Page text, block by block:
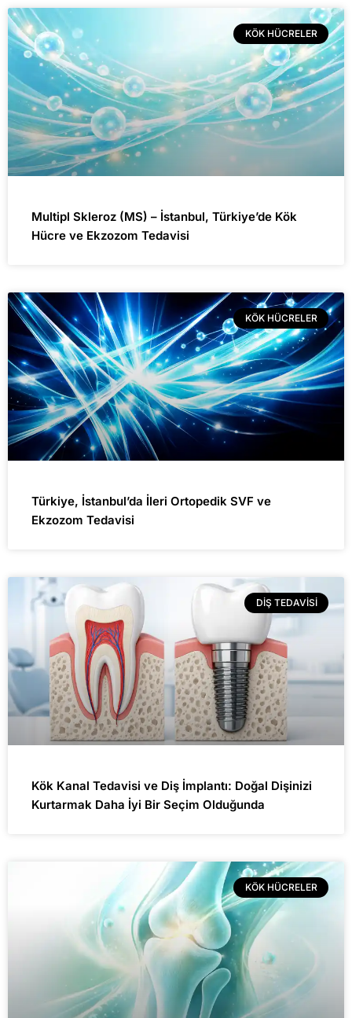
KÖK HÜCRELER
Multipl Skleroz (MS) – İstanbul, Türkiye’de Kök
Hücre ve Ekzozom Tedavisi
KÖK HÜCRELER
Türkiye, İstanbul’da İleri Ortopedik SVF ve
Ekzozom Tedavisi
DIŞ TEDAVISI
Kök Kanal Tedavisi ve Diş İmplantı: Doğal Dişinizi
Kurtarmak Daha İyi Bir Seçim Olduğunda
KÖK HÜCRELER